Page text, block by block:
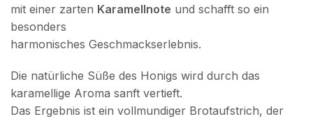
mit einer zarten Karamellnote und schafft so ein
besonders
harmonisches Geschmackserlebnis.
Die natürliche Süße des Honigs wird durch das
karamellige Aroma sanft vertieft.
Das Ergebnis ist ein vollmundiger Brotaufstrich, der